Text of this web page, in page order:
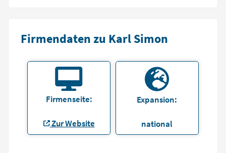
Firmendaten zu Karl Simon
Firmenseite:
Zur Website
Expansion:
national